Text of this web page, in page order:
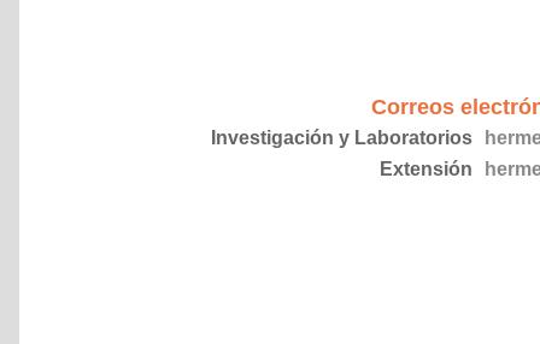
Correos
Investigación y Laboratorios
Extensión